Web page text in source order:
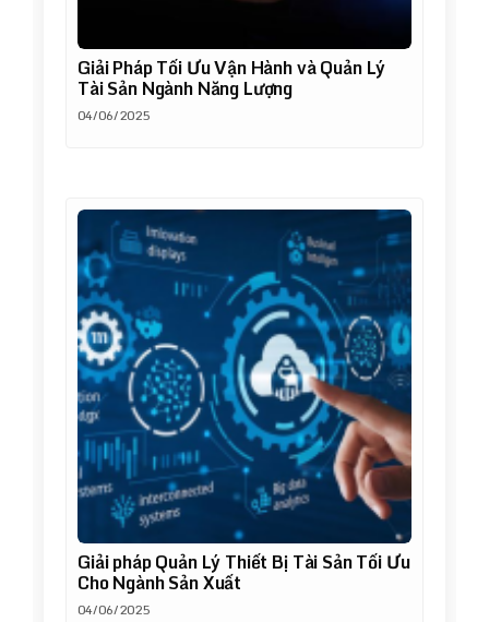
Giải Pháp Tối Ưu Vận Hành và Quản Lý
Tài Sản Ngành Năng Lượng
04/06/2025
Giải pháp Quản Lý Thiết Bị Tài Sản Tối Ưu
Cho Ngành Sản Xuất
04/06/2025